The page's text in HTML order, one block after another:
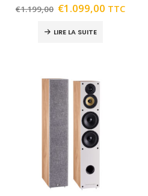
out of 5
€1.199,00 €1.099,00 TTC
LIRE LA SUITE